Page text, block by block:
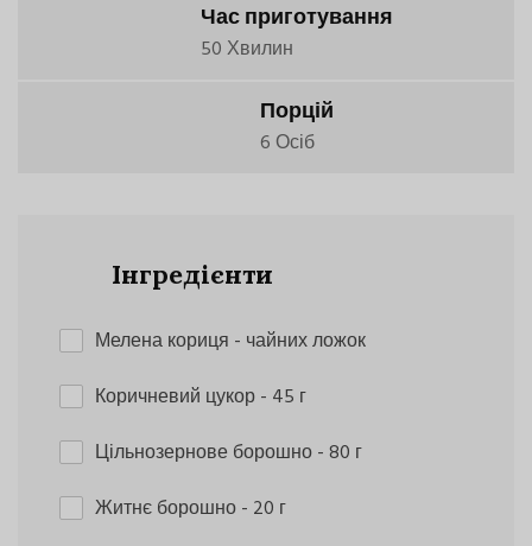
Час приготування
50 Хвилин
Порцій
6 Осіб
Інгредієнти
Мелена кориця - чайних ложок
Коричневий цукор- 45 г
Цільнозернове борошно- 80 г
Житнє борошно- 20 г